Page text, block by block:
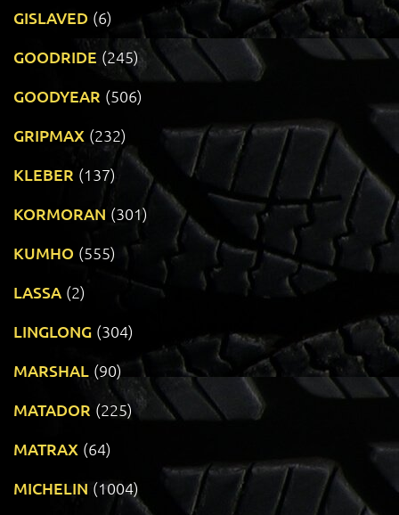
GISLAVED (6)
GOODRIDE (245)
GOODYEAR (506)
GRIPMAX (232)
KLEBER (137)
KORMORAN (301)
KUMHO (555)
LASSA (2)
LINGLONG (304)
MARSHAL (90)
MATADOR (225)
MATRAX (64)
MICHELIN (1004)